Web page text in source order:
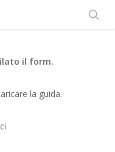
il form.
la guida.